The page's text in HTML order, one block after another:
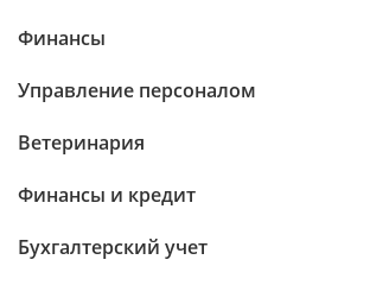
Финансы
Управление персоналом
Ветеринария
Финансы и кредит
Бухгалтерский учет